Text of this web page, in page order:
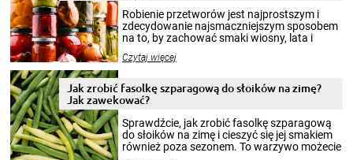
Robienie przetworów jest najprostszym i
zdecydowanie najsmaczniejszym sposobem
na to, by zachować smaki wiosny, lata i
krajobrazów, by cieszyć nimi oko w sezonie
pełni poczuć atmosferę cieplejszych
miesięcy. Przygotowanie słoików ze
patenty, które pozwolą zachować świeżość
przetworów.
Czytaj więcej
Jak zrobić fasolkę szparagową do słoików na zimę?
Jak zawekować?
Sprawdźcie, jak zrobić fasolkę szparagową
do słoików na zimę i cieszyć się jej smakiem
również poza sezonem. To warzywo możecie